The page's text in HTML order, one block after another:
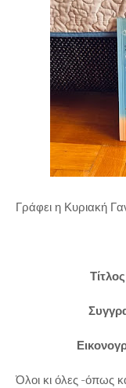
Γράφει η Κυριακή
Όλοι κι όλες -όπως